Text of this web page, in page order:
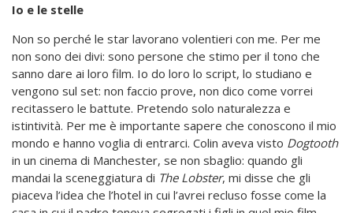
Io e le stelle
Non so perché le star lavorano volentieri con me. Per me
non sono dei divi: sono persone che stimo per il tono che
sanno dare ai loro film. Io do loro lo script, lo studiano e
vengono sul set: non faccio prove, non dico come vorrei
recitassero le battute. Pretendo solo naturalezza e
istintività. Per me è importante sapere che conoscono il mio
mondo e hanno voglia di entrarci. Colin aveva visto Dogtooth
in un cinema di Manchester, se non sbaglio: quando gli
mandai la sceneggiatura di The Lobster, mi disse che gli
piaceva l’idea che l’hotel in cui l’avrei recluso fosse come la